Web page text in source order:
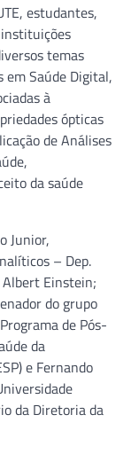
estudantes,
temas
Saúde Digital,
à
ópticas
de Análises
da saúde
Junior,
– Dep.
Einstein;
do grupo
de Pós-
da
e Fernando
da Diretoria da